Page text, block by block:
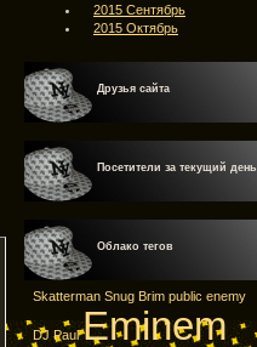
2015 Сентябрь
2015 Октябрь
Друзья сайта
Посетители за текущий день
Облако тегов
Skatterman Snug Brim public enemy
DJ Paul Eminem